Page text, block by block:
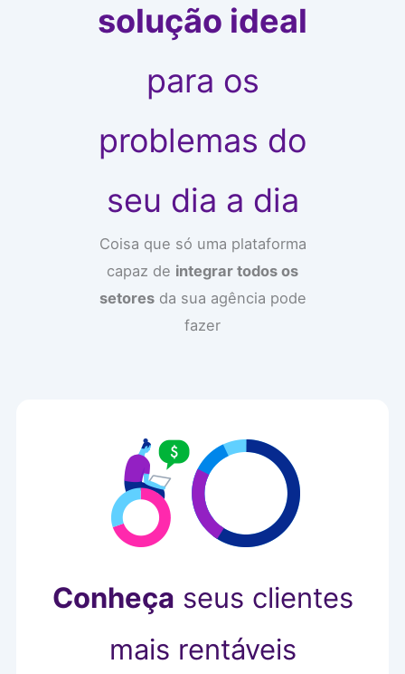
solução ideal
para os
problemas do
seu dia a dia
Coisa que só uma plataforma
capaz de integrar todos os
setoresda sua agência pode
fazer
Conheça seus clientes
mais rentáveis